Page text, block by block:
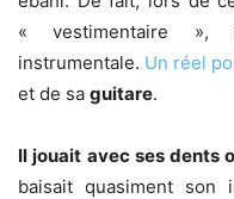
« vestimentaire »,
instrumentale. Un réel
et de sa guitare.
Il jouait avec ses dents
baisait quasiment son